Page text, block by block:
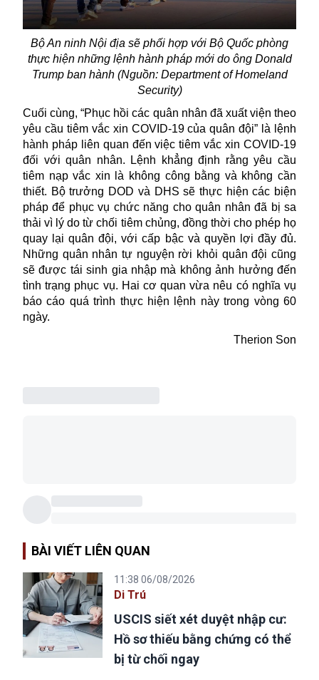
Bộ An ninh Nội địa sẽ phối hợp với Bộ Quốc phòng
thực hiện những lệnh hành pháp mới do ông Donald
Trump ban hành (Nguồn: Department of Homeland
Security)
Cuối cùng, “Phục hồi các quân nhân đã xuất viện theo
yêu cầu tiêm vắc xin COVID-19 của quân đội” là lệnh
hành phápliên quan đến việc tiêm vắcxin COVID-19
đối với quân nhân. Lệnh khẳng định rằng yêu cầu
tiêm nạpvắc xin là không công bằng và không cần
thiết. Bộ trưởng DOD và DHS sẽ thực hiện các biện
pháp để phục vụ chức năng cho quân nhân đã bị sa
thải vì lý dotừ chối tiêm chủng, đồng thời cho phép họ
quay lại quân đội, vớicấp bậc và quyền lợi đầy đủ.
Những quân nhân tự nguyện rời khỏi quân đội cũng
sẽ được tái sinh gia nhập mà không ảnh hưởng đến
tình trạng phục vụ. Hai cơ quan vừa nêu có nghĩa vụ
báo cáo quá trình thực hiện
lệnh nàytrong vòng 60
ngày.
Therion Son
BÀI VIẾT LIÊN QUAN
11:38 06/08/2026
Di Trú
USCIS siết xét duyệt nhập cư:
Hồ sơ thiếu bằng chứng có thể
bị từ chối ngay